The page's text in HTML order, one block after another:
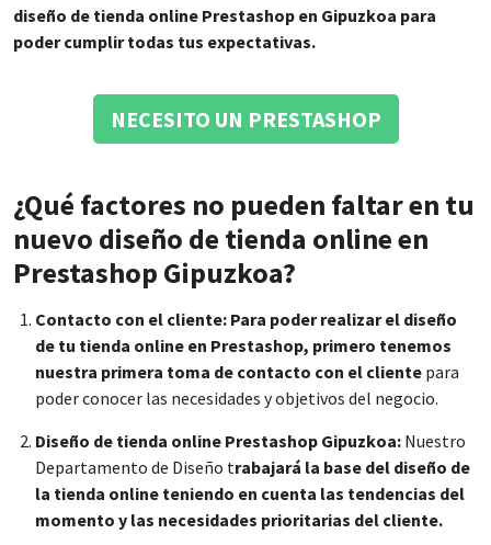
diseño de tienda online Prestashop en Gipuzkoa para
poder cumplir todas tus expectativas.
NECESITO UN PRESTASHOP
¿Qué factores no pueden faltar en tu
nuevo diseño de tienda online en
Prestashop Gipuzkoa?
Contacto con el cliente: Para poder realizar el diseño
de tu tienda online en Prestashop, primero tenemos
nuestra primera toma de contacto con el cliente para
poder conocer las necesidades y objetivos del negocio.
Diseño de tienda online Prestashop Gipuzkoa: Nuestro
Departamento de Diseño trabajará la base del diseño de
la tienda online teniendo en cuenta las tendencias del
momento y las necesidades prioritarias del cliente.